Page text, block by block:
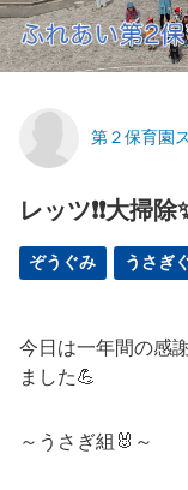
第２保育園
レッツ❗❗大掃除
ぞうぐみ うさぎ
今日は一年間の感
ました💪
～うさぎ組🐰～